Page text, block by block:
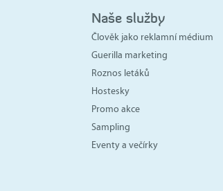
Naše služby
Člověk jako reklamní médium
Guerilla marketing
Roznos letáků
Hostesky
Promo akce
Sampling
Eventy a večírky